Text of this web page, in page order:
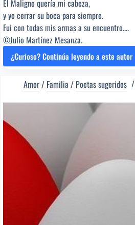
El Maligno quería mi cabeza,
y yo cerrar su boca para siempre.
Fui con todas mis armas a su encuentro....
©Julio Martínez Mesanza.
¿Curioso? Continúa leyendo a este autor
UN
GARABATO
[Poema
del
Editor]
Mesanza
sugerido]
Amor/ Familia / Poetas sugeridos